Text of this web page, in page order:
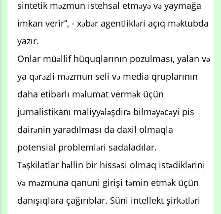
sintetik məzmun istehsal etməyə və yaymağa
imkan verir”, - xəbər agentlikləri açıq məktubda
yazır.
Onlar müəllif hüquqlarının pozulması, yalan və
ya qərəzli məzmun seli və media qruplarının
daha etibarlı məlumat vermək üçün
jurnalistikanı maliyyələşdirə bilməyəcəyi pis
dairənin yaradılması da daxil olmaqla
potensial problemləri sadaladılar.
Təşkilatlar həllin bir hissəsi olmaq istədiklərini
və məzmuna qanuni girişi təmin etmək üçün
danışıqlara çağırıblar. Süni intellekt şirkətləri